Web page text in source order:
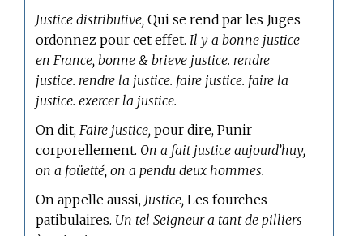
Justice distributive, Qui se rend par les Juges
ordonnez pour cet effet.Il y a bonne justice
en France, bonne & brieve justice. rendre
justice. rendre la justice. faire justice. faire la
justice. exercer la justice.
On dit,Faire justice, pour dire, Punir
corporellement. On a fait justice aujourd’huy,
on a foüetté, on a pendu deux hommes.
On appelle aussi, Justice, Les fourches
patibulaires. Un tel Seigneur a tant de pilliers